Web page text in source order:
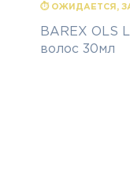
⏱ ОЖИДАЕТСЯ,
BAREХ OLS
волос 30мл